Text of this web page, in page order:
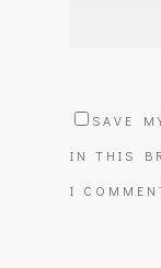
SAVE
IN THIS
I